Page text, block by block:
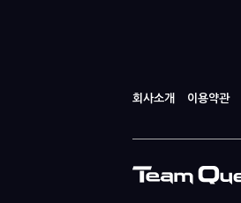
회사소개 이용약관